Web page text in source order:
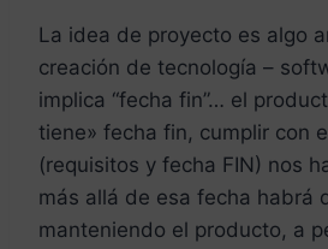
La idea de proyecto es algo
creación de tecnología –
implica “fecha fin”… el
tiene» fecha fin, cumplir con
(requisitos y fecha FIN) nos
más allá de esa fecha habrá
manteniendo el producto, a